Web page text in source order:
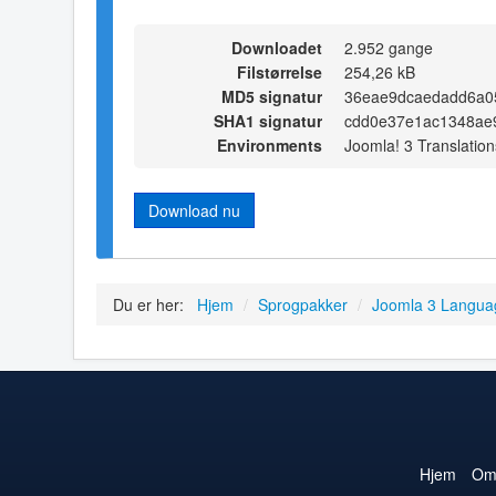
Downloadet
2.952 gange
Filstørrelse
254,26 kB
MD5 signatur
SHA1 signatur
Environments
Joomla! 3
Download nu
Du er her: Hjem / Sprogpakker / Joomla 3
Hjem Om